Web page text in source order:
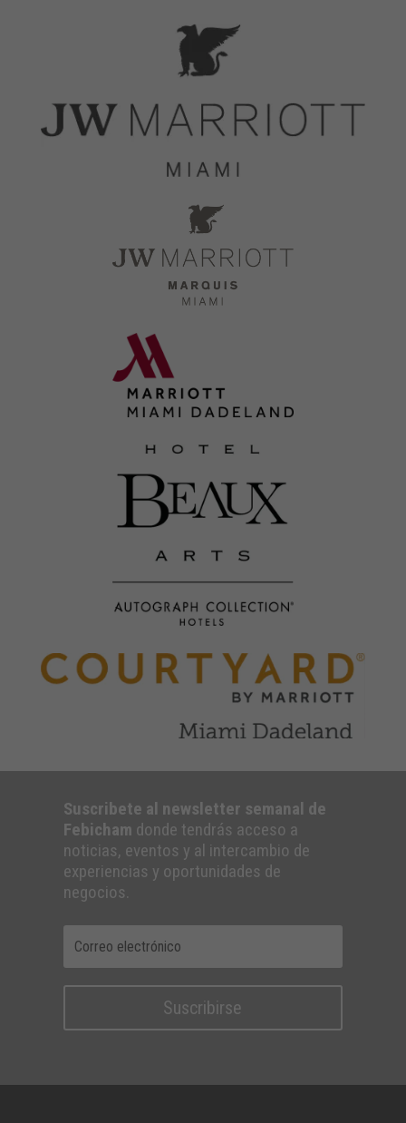
Suscribete al newsletter semanal de
Febicham donde tendrás acceso a
noticias, eventos y al intercambio de
experiencias y oportunidades de
negocios.
Suscribirse